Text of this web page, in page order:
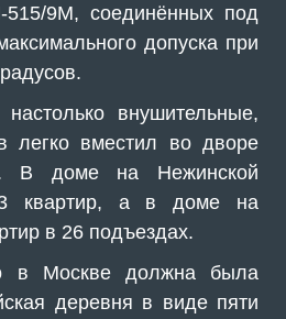
515/9M, соединённых под
допуска при
внушительные,
легко вместил во дворе
В доме на Нежинской
квартир, а в доме на
в 26 подъездах.
в Москве должна была
деревня в виде пяти